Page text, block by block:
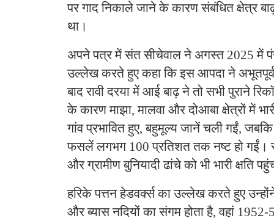
पर गाद निकाले जाने के कारण संबंधित क्षेत्र
था।
अपने पत्र में संत सीचेवाल ने अगस्त 2025 में
उल्लेख करते हुए कहा कि इस आपदा ने
बाद रावी दरया में आई बाढ़ ने तो सभी पुराने
के कारण माझा, मालवा और दोआबा क्षेत्रों में
गांव प्रभावित हुए, बहुमूल्य जानें चली गईं,
फसलें लगभग 100 प्रतिशत तक नष्ट हो गईं।
और ग्रामीण बुनियादी ढांचे को भी भारी क्षति
हरिके पत्तन हेडवर्क्स का उल्लेख करते हुए
और ब्यास नदियों का संगम होता है, वहां